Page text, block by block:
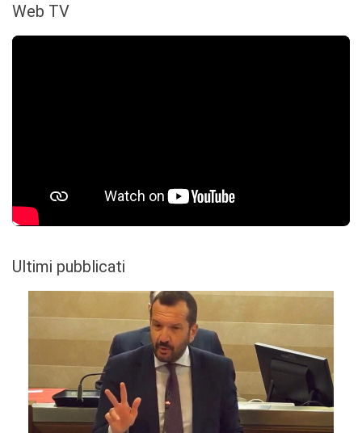
Web TV
Ultimi pubblicati